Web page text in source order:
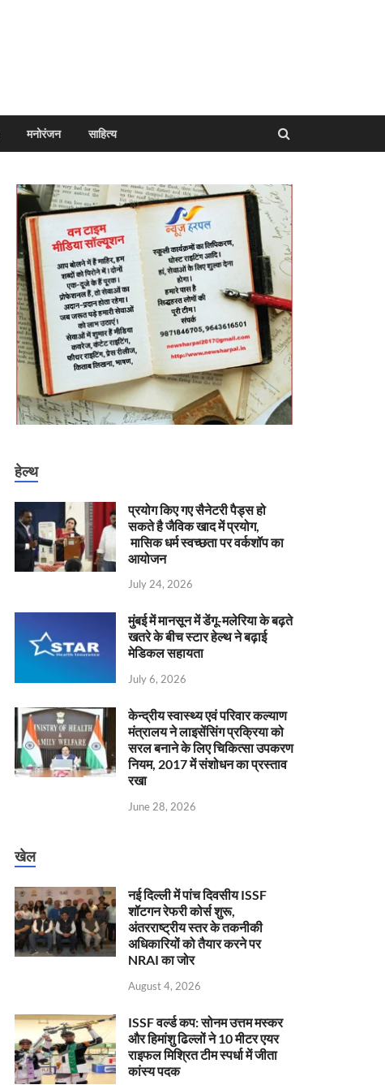
मनोरंजन साहित्य
हेल्थ
प्रयोग किए गए सैनेटरी पैड्स हो
सकते है जैविक खाद में प्रयोग,
मासिक धर्म स्वच्छता पर वर्कशॉप का
आयोजन
July 24, 2026
मुंबई में मानसून में डेंगू-मलेरिया के बढ़ते
खतरे के बीच स्टार हेल्थ ने बढ़ाई
मेडिकल सहायता
July 6, 2026
केन्‍द्रीय स्वास्थ्य एवं परिवार कल्याण
मंत्रालय ने लाइसेंसिंग प्रक्रिया को
सरल बनाने के लिए चिकित्सा उपकरण
नियम, 2017 में संशोधन का प्रस्ताव
रखा
June 28, 2026
खेल
नई दिल्ली में पांच दिवसीय ISSF
शॉटगन रेफरी कोर्स शुरू,
अंतरराष्ट्रीय स्तर के तकनीकी
अधिकारियों को तैयार करने पर
NRAI का जोर
August 4, 2026
ISSF वर्ल्ड कप: सोनम उत्तम मस्कर
और हिमांशु ढिल्लों ने 10 मीटर एयर
राइफल मिश्रित टीम स्पर्धा में जीता
कांस्य पदक